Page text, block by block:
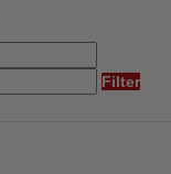
Filter